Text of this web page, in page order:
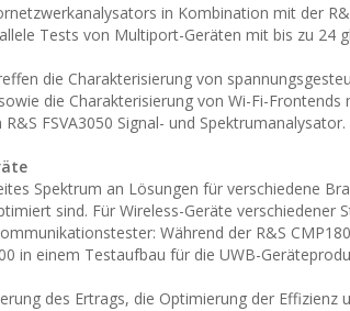
in Kombination mit der
Tests von Multiport-Geräten mit bis zu 24
die Charakterisierung von
die Charakterisierung von Wi-Fi-
FSVA3050 Signal- und Spektrumanalysator.
Spektrum an Lösungen für verschiedene
sind. Für Wireless-Geräte verschiedener
Während der R&S
in einem Testaufbau für die UWB-
des Ertrags, die Optimierung der Effizienz